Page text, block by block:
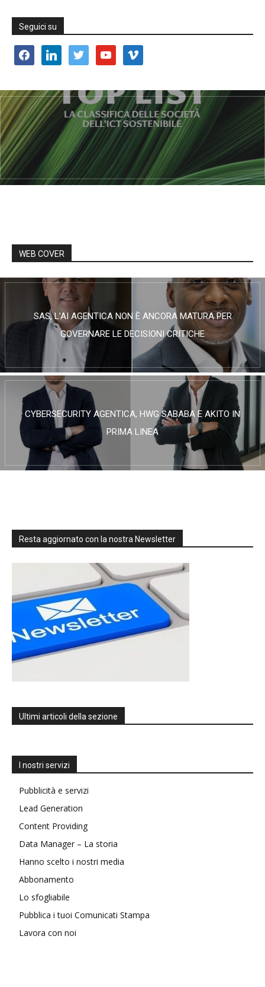
Seguici su
facebooklinkedin twitter youtube vimeo
WEB COVER
SAS, L’AI AGENTICA NON È ANCORA MATURA PER
GOVERNARE LE DECISIONI CRITICHE
CYBERSECURITY AGENTICA, HWG SABABA E AKITO IN
PRIMA LINEA
Resta aggiornato con la nostra Newsletter
Ultimi articoli della sezione
I nostri servizi
Pubblicità e servizi
Lead Generation
Content Providing
Data Manager – La storia
Hanno scelto i nostri media
Abbonamento
Lo sfogliabile
Pubblica i tuoi Comunicati Stampa
Lavora con noi